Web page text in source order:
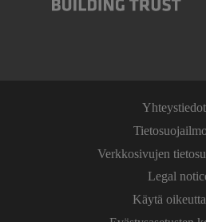
Yhteystiedot
Verkkosivujen
Legal
Käytä